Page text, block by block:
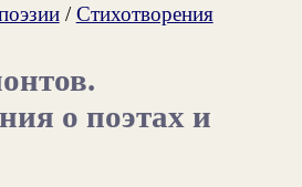
/Стихотворения
о поэтах и